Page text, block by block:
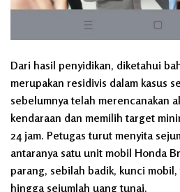
Dari hasil penyidikan, diketahui
merupakan residivis dalam kasus
sebelumnya telah merencanakan
kendaraan dan memilih target
24 jam. Petugas turut menyita
antaranya satu unit mobil Honda
parang, sebilah badik, kunci
hingga sejumlah uang tunai.